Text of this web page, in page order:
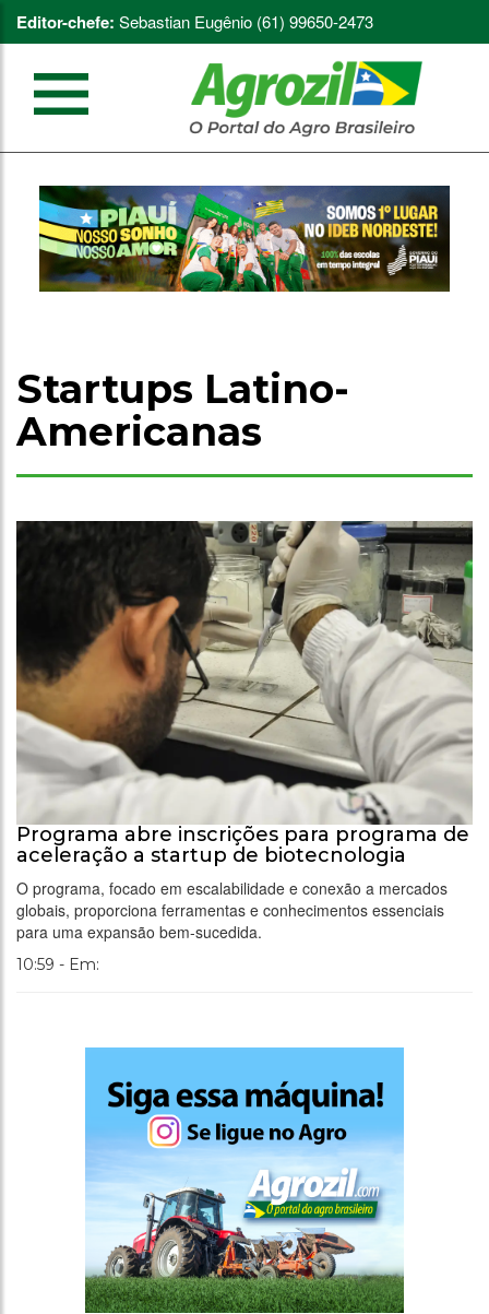
Editor-chefe: Sebastian Eugênio (61) 99650-2473
Startups Latino-
Americanas
Programa abre inscrições para programa de
aceleração a startup de biotecnologia
O programa, focado em escalabilidade e conexão a mercados
globais, proporciona ferramentas e conhecimentos essenciais
para uma expansão bem-sucedida.
10:59 - Em: